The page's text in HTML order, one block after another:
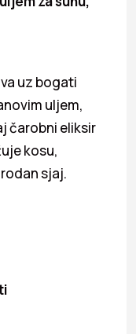
uz bogati
uljem,
čarobni eliksir
kosu,
sjaj.